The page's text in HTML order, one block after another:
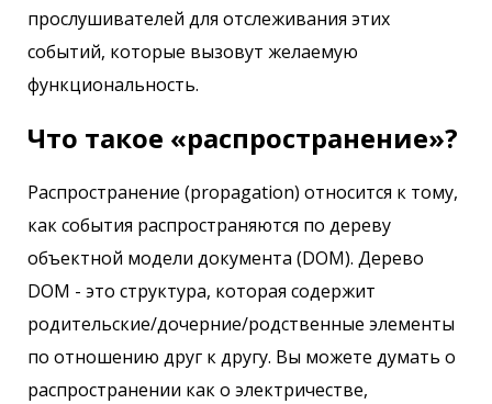
прослушивателей для отслеживания этих
событий, которые вызовут желаемую
функциональность.
Что такое «распространение»?
Распространение (propagation) относится к тому,
как события распространяются по дереву
объектной модели документа (DOM). Дерево
DOM - это структура, которая содержит
родительские/дочерние/родственные элементы
по отношению друг к другу. Вы можете думать о
распространении как о электричестве,